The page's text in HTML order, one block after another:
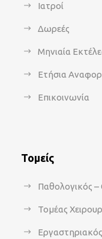
Ιατροί
Δωρεές
Μηνιαία
Ετήσια
Επικοινωνία
Τομείς
Παθολογικός
Τομέας